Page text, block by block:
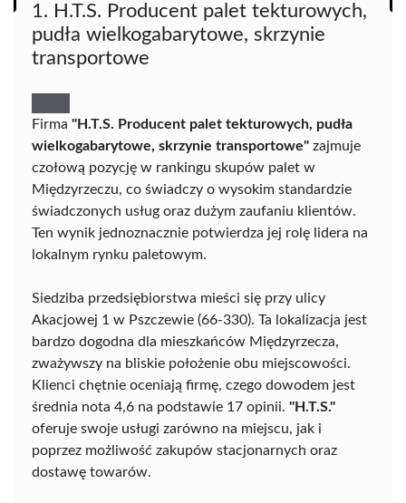
1. H.T.S. Producent palet tekturowych,
pudła wielkogabarytowe, skrzynie
transportowe
Firma "H.T.S. Producent palet tekturowych, pudła
wielkogabarytowe, skrzynie transportowe" zajmuje
czołową pozycję w rankingu skupów palet w
Międzyrzeczu, co świadczy o wysokim standardzie
świadczonych usług oraz dużym zaufaniu klientów.
Ten wynik jednoznacznie potwierdza jej rolę lidera na
lokalnym rynku paletowym.
Siedziba przedsiębiorstwa mieści się przy ulicy
Akacjowej 1 w Pszczewie (66-330). Ta lokalizacja jest
bardzo dogodna dla mieszkańców Międzyrzecza,
zważywszy na bliskie położenie obu miejscowości.
Klienci chętnie oceniają firmę, czego dowodem jest
średnia nota 4,6 na podstawie 17 opinii. "H.T.S."
oferuje swoje usługi zarówno na miejscu, jak i
poprzez możliwość zakupów stacjonarnych oraz
dostawę towarów.